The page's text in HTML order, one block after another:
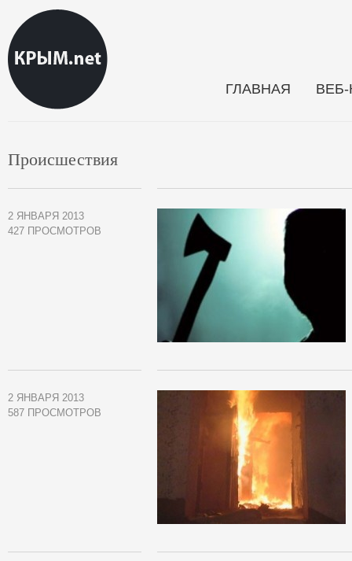
ГЛАВНАЯ
Происшествия
2 ЯНВАРЯ 2013
427 ПРОСМОТРОВ
2 ЯНВАРЯ 2013
587 ПРОСМОТРОВ